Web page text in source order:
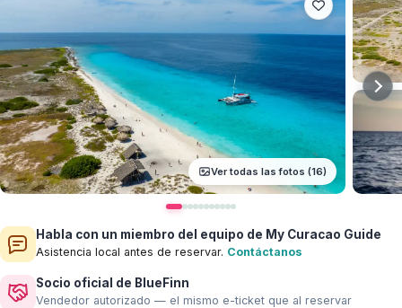
Ver todas las fotos (16)
Habla con un miembro del equipo de My Curacao Guide
Asistencia local antes de reservar. Contáctanos
Socio oficial de BlueFinn
Vendedor autorizado — el mismo e-ticket que al reservar